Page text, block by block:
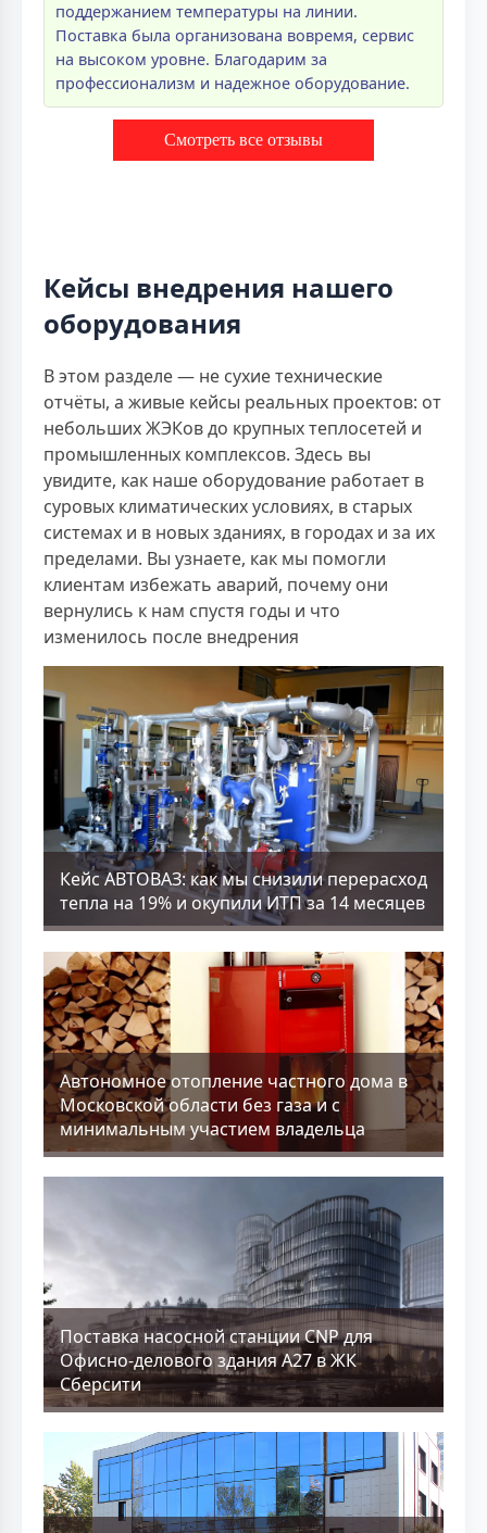
поддержанием температуры на линии.
Поставка была организована вовремя, сервис
на высоком уровне. Благодарим за
профессионализм и надежное оборудование.
Смотреть все отзывы
Кейсы внедрения нашего
оборудования
В этом разделе — не сухие технические
отчёты, а живые кейсы реальных проектов: от
небольших ЖЭКов до крупных теплосетей и
промышленных комплексов. Здесь вы
увидите, как наше оборудование работает в
суровых климатических условиях, в старых
системах и в новых зданиях, в городах и за их
пределами. Вы узнаете, как мы помогли
клиентам избежать аварий, почему они
вернулись к нам спустя годы и что
изменилось после внедрения
Кейс АВТОВАЗ: как мы снизили перерасход
тепла на 19% и окупили ИТП за 14 месяцев
Aвтономное отопление частного дома в
Московской области без газа и с
минимальным участием владельца
Поставка насосной станции CNP для
Офисно-делового здания А27 в ЖК
Сберсити